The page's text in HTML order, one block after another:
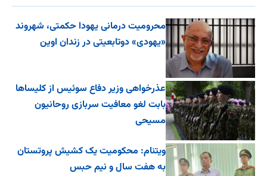
محرومیت درمانی یهودا حکمتی، شهروند
«یهودی» دوتابعیتی در زندان اوین
عذرخواهی وزیر دفاع سوئیس از کلیساها
بابت لغو معافیت سربازی روحانیون
مسیحی
ویتنام: محکومیت یک کشیش پروتستان
به هفت سال و نیم حبس